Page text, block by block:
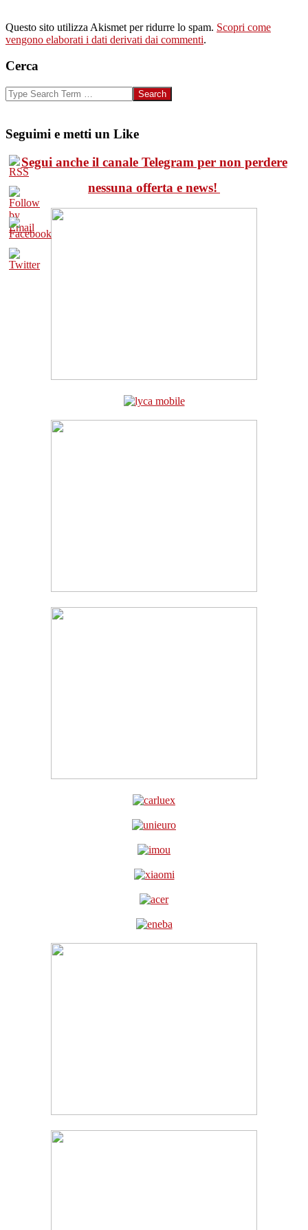
Questo sito utilizza Akismet per ridurre lo spam. Scopri come
vengono elaborati i dati derivati dai commenti.
Cerca
Search
Seguimi e metti un Like
Segui anche il canale Telegram per non perdere
nessuna offerta e news!